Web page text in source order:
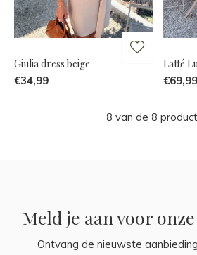
Giulia dress beige
€34,99
Latté
€69,99
8 van de 8
Meld je aan voor
Ontvang de nieuwste